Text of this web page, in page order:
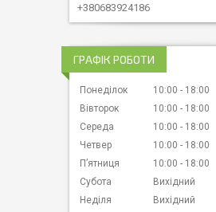
+380683924186
ГРАФІК РОБОТИ
Понеділок 10:00
18:00
Вівторок
10:00
18:00
Середа
10:00
18:00
Четвер
10:00
18:00
Пʼятниця
10:00
18:00
Субота
Вихідний
Неділя
Вихідний